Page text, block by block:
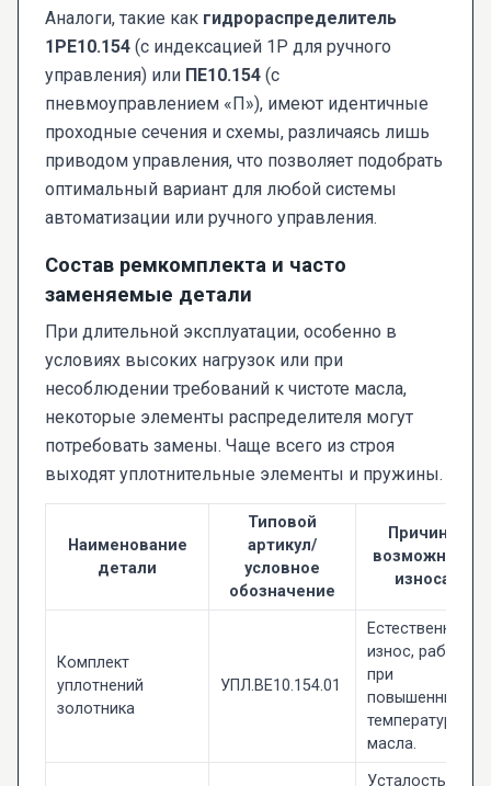
Аналоги, такие как гидрораспределитель
1РЕ10.154 (с индексацией 1Р для ручного
управления) или ПЕ10.154 (с
пневмоуправлением «П»), имеют идентичные
проходные сечения и схемы, различаясь лишь
приводом управления, что позволяет подобрать
оптимальный вариант для любой системы
автоматизации или ручного управления.
Состав ремкомплекта и часто
заменяемые детали
При длительной эксплуатации, особенно в
условиях высоких нагрузок или при
несоблюдении требований к чистоте масла,
некоторые элементы распределителя могут
потребовать замены. Чаще всего из строя
выходят уплотнительные элементы и пружины.
Наименование
детали
Типовой
артикул/
условное
обозначение
Причина
возможного
износа
Комплект
уплотнений
золотника
УПЛ.ВЕ10.154.01
Естественный
износ, работа
при
повышенных
температурах
масла.
Усталость